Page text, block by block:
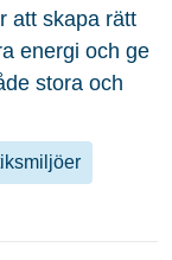
att skapa rätt
energi och ge
stora och